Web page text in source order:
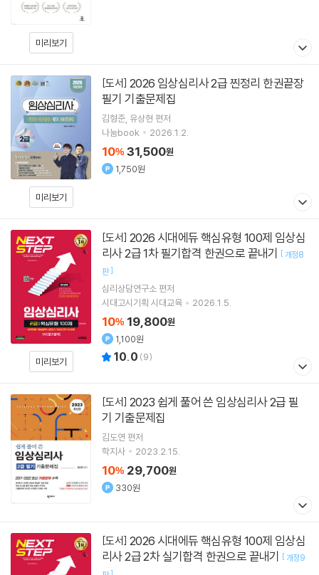
미리보기
미리보기
[도서]
필기 기출문제집
김형준 유상현 편저
나눔book
2026.1.2.
10% 31,500원
1,750원
미리보기
[도서]
리사 2급 1차 필기합격 한권으로 끝내기 [개정8
판]
심리상담연구소 편저
시대고시기획 시대교육
2026.1.5.
10% 19,800원
1,100원
10.0 (9)
[도서]
기 기출문제집
김도연 편저
학지사
2023.2.15.
10% 29,700원
330원
[도서]
리사 2급 2차 실기합격 한권으로 끝내기 [개정9